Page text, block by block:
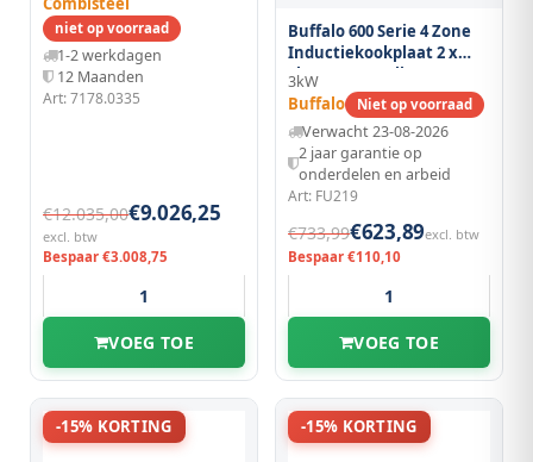
niet op voorraad
1-2 werkdagen
12 Maanden
Art: 7178.0335
€12.035,00€9.026,25
excl. btw
Bespaar €3.008,75
VOEG TOE
Buffalo 600 Serie 4 Zone
Inductiekookplaat 2 x
3kw. Let Op: Alleen
Aanrechtmodel.
Onderkast Wordt Apart
Verkocht.
3kW
Buffalo Niet op voorraad
Verwacht 23-08-2026
2 jaar garantie op
onderdelen en arbeid
Art: FU219
€733,99€623,89excl. btw
Bespaar €110,10
VOEG TOE
-15% KORTING -15% KORTING